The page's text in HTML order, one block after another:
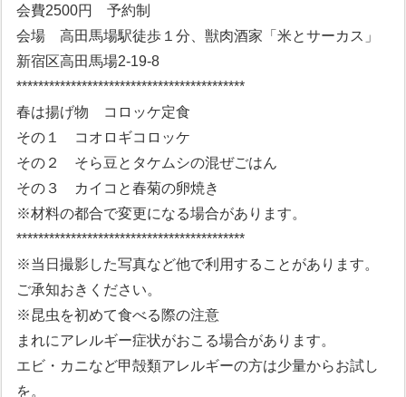
会費2500円 予約制
会場 高田馬場駅徒歩１分、獣肉酒家「米とサーカス」
新宿区高田馬場2-19-8
******************************************
春は揚げ物 コロッケ定食
その１ コオロギコロッケ
その２ そら豆とタケムシの混ぜごはん
その３ カイコと春菊の卵焼き
※材料の都合で変更になる場合があります。
******************************************
※当日撮影した写真など他で利用することがあります。
ご承知おきください。
※昆虫を初めて食べる際の注意
まれにアレルギー症状がおこる場合があります。
エビ・カニなど甲殻類アレルギーの方は少量からお試し
を。